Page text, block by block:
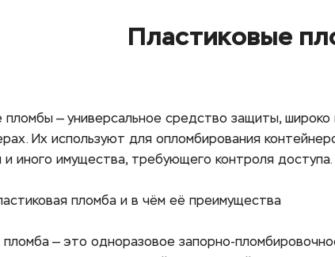
пломбы — универсальное средство защиты,
Их используют для опломбирования
и иного имущества, требующего контроля доступа.
пломба и в чём её преимущества
пломба — это одноразовое
Пластиковые